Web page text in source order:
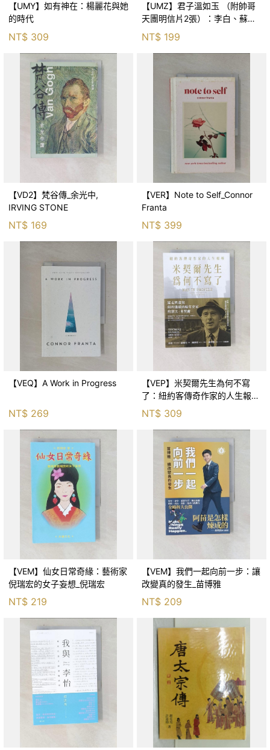
【UMY】如有神在：楊麗花與她
的時代
NT$ 309
【UMZ】君子溫如玉 （附帥哥
天團明信片2張）：李白、蘇
軾、韓信……書寫歷史上文人武
將的曲折人生，走入美男們的內
心世界，陪他們吟詩作對執劍
NT$ 199
【VD2】梵谷傳_余光中,
IRVING STONE
NT$ 169
【VER】Note to Self_Connor
Franta
NT$ 399
【VEQ】A Work in Progress
NT$ 269
【VEP】米契爾先生為何不寫
了：紐約客傳奇作家的人生報導
_湯瑪斯．康克爾, Thomas
Kunkel, 譯者：莊安祺
NT$ 309
【VEM】仙女日常奇緣：藝術家
倪瑞宏的女子妄想_倪瑞宏
NT$ 219
【VEM】我們一起向前一步：讓
改變真的發生_苗博雅
NT$ 209